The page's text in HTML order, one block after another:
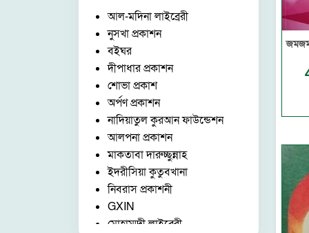
ষ্টেশনারী
ছোটদের কর্ণার
বিষয়
ইসলামিক আইটেম
মক্তব
উচ্চতর বিভাগ
আল-মদিনা লাইব্রেরী
নুসখা প্রকাশন
বইঘর
দীপাধার প্রকাশন
শোভা প্রকাশ
অর্পণ প্রকাশন
নাদিয়াতুল কুরআন ফাউন্ডেশন
আলপনা প্রকাশন
মাকতাবা দারুচ্ছুন্নাহ
ইদরীসিয়া কুতুবখানা
নিবরাস প্রকাশনী
GXIN
মোহাম্মদী লাইব্রেরী
জমজম